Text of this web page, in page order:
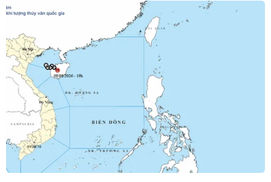
Việt-Mỹ đạt thỏa thuận thương mại: Thị